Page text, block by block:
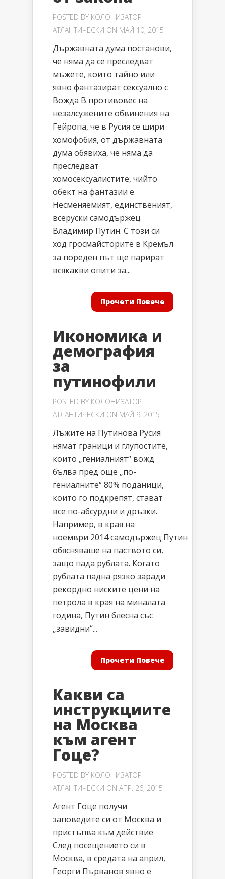
POSTED BY КОЛОНИЗАТОР
АТЛАНТИЧЕСКИ ON МАЙ 10, 2015
Държавната дума постанови,
че няма да се преследват
мъжете, които тайно или
явно фантазират сексуално с
Вожда В противовес на
незалсужените обвинения на
Гейропа, че в Русия се шири
хомофобия, от държавната
дума обявиха, че няма да
преследват
хомосексуалистите, чийто
обект на фантазии е
Несменяемият, единственият,
всеруски самодържец
Владимир Путин. С този си
ход гросмайсторите в Кремъл
за пореден път ще парират
всякакви опити за...
Прочети Повече
Икономика и
демография
за
путинофили
POSTED BY КОЛОНИЗАТОР
АТЛАНТИЧЕСКИ ON МАЙ 9, 2015
Лъжите на Путинова Русия
нямат граници и глупостите,
които „гениалният“ вожд
бълва пред още „по-
гениалните“ 80% поданици,
които го подкрепят, стават
все по-абсурдни и дръзки.
Например, в края на
ноември 2014 самодържец Путин
обясняваше на паството си,
защо пада рублата. Когато
рублата падна рязко заради
рекордно ниските цени на
петрола в края на миналата
година, Путин блесна със
„завидни“...
Прочети Повече
Какви са
инструкциите
на Москва
към агент
Гоце?
POSTED BY КОЛОНИЗАТОР
АТЛАНТИЧЕСКИ ON АПР. 26, 2015
Агент Гоце получи
заповедите си от Москва и
пристъпва към действие
След посещението си в
Москва, в средата на април,
Георги Първанов явно е